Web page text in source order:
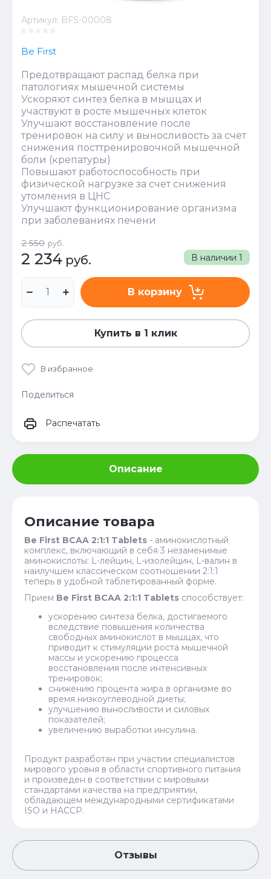
Артикул: BFS-00008
Be First
Предотвращают распад белка при
патологиях мышечной системы
Ускоряют синтез белка в мышцах и
участвуют в росте мышечных клеток
Улучшают восстановление после
тренировок на силу и выносливость за счет
снижения посттренировочной мышечной
боли (крепатуры)
Повышают работоспособность при
физической нагрузке за счет снижения
утомления в ЦНС
Улучшают функционирование организма
при заболеваниях печени
В наличии 1
2 550 руб.
2 234 руб.
В корзину
Купить в 1 клик
В избранное
Поделиться
Распечатать
Описание
Описание товара
Be First BCAA 2:1:1 Tablets - аминокислотный
комплекс, включающий в себя 3 незаменимые
аминокислоты: L-лейцин, L-изолейцин, L-валин в
наилучшем классическом соотношении 2:1:1
теперь в удобной таблетированный форме.
Прием Be First BCAA 2:1:1 Tablets способствует:
ускорению синтеза белка, достигаемого
вследствие повышения количества
свободных аминокислот в мышцах, что
приводит к стимуляции роста мышечной
массы и ускорению процесса
восстановления после интенсивных
тренировок;
снижению процента жира в организме во
время низкоуглеводной диеты;
улучшению выносливости и силовых
показателей;
увеличению выработки инсулина.
Продукт разработан при участии специалистов
мирового уровня в области спортивного питания
и произведен в соответствии с мировыми
стандартами качества на предприятии,
обладающем международными сертификатами
ISO и HACCP.
Отзывы